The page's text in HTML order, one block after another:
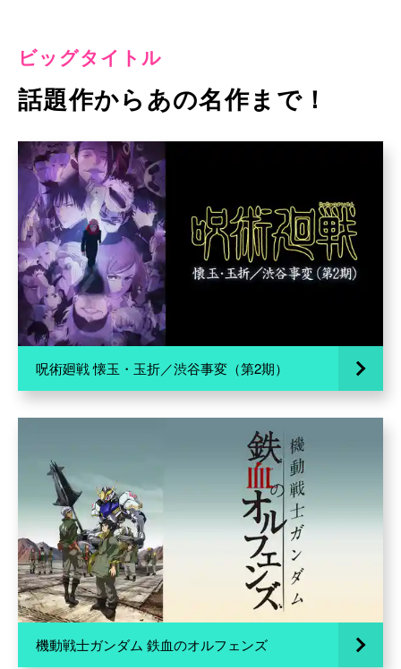
ビッグタイトル
話題作からあの名作まで！
呪術廻戦 懐玉・玉折／渋谷事変（第2期）
機動戦士ガンダム 鉄血のオルフェンズ